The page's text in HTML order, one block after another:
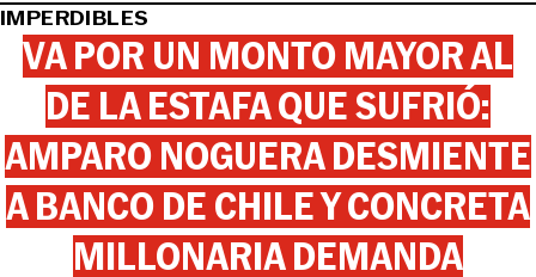
IMPERDIBLES
VA POR UN MONTO MAYOR AL
DE LA ESTAFA QUE SUFRIÓ:
AMPARO NOGUERA DESMIENTE
A BANCO DE CHILE Y CONCRETA
MILLONARIA DEMANDA